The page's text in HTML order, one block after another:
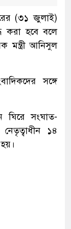
(৩১ জুলাই)
করা হবে বলে
মন্ত্রী আনিসুল
সঙ্গে
ঘিরে সংঘাত-
১৪